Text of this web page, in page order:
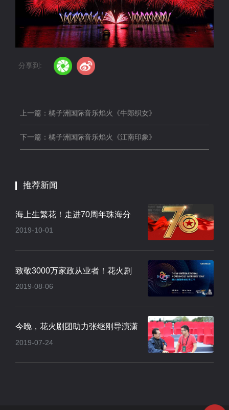
分享到:
上一篇：橘子洲国际音乐焰火《牛郎织女》
下一篇：橘子洲国际音乐焰火《江南印象》
推荐新闻
海上生繁花！走进70周年珠海分
会场焰火晚会..
2019-10-01
致敬3000万家政从业者！花火剧
团点亮厦门集..
2019-08-06
今晚，花火剧团助力张继刚导演潇
河莲花湾·..
2019-07-24